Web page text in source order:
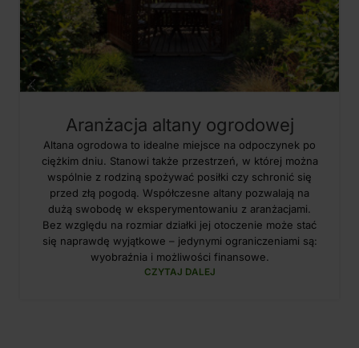
Aranżacja altany ogrodowej
Altana ogrodowa to idealne miejsce na odpoczynek po
ciężkim dniu. Stanowi także przestrzeń, w której można
wspólnie z rodziną spożywać posiłki czy schronić się
przed złą pogodą. Współczesne altany pozwalają na
dużą swobodę w eksperymentowaniu z aranżacjami.
Bez względu na rozmiar działki jej otoczenie może stać
się naprawdę wyjątkowe – jedynymi ograniczeniami są:
wyobraźnia i możliwości finansowe.
CZYTAJ DALEJ